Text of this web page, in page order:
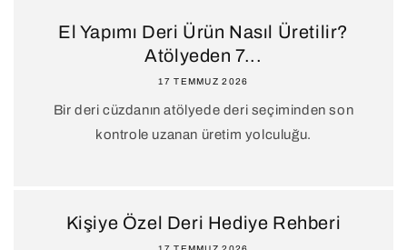
El Yapımı Deri Ürün Nasıl Üretilir?
Atölyeden 7...
17 TEMMUZ 2026
Bir deri cüzdanın atölyede deri seçiminden son
kontrole uzanan üretim yolculuğu.
Kişiye Özel Deri Hediye Rehberi